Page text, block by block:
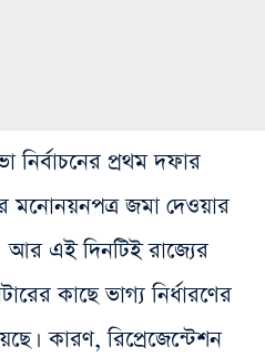
নির্বাচনের প্রথম দফার
মনোনয়নপত্র জমা দেওয়ার
এই দিনটিই রাজ্যের
কাছে ভাগ্য নির্ধারণের
কারণ, রিপ্রেজেন্টেশন